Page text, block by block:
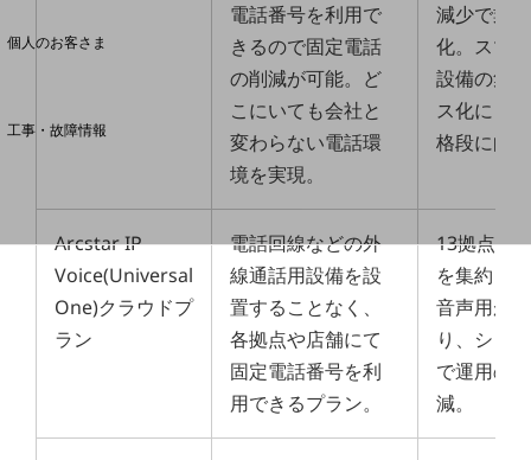
個人のお客さま
工事・故障情報
NTTドコモ 通信障害情報
電話番号を利用で
きるので固定電話
の削減が可能。ど
こにいても会社と
変わらない電話環
境を実現。
減少で業
化。スマ
設備の集
ス化によ
格段に向
Arcstar IP
Voice(Universal
One)クラウドプ
ラン
電話回線などの外
線通話用設備を設
置することなく、
各拠点や店舗にて
固定電話番号を利
用できるプラン。
13拠点の
を集約し
音声用が
り、シン
で運用の
減。